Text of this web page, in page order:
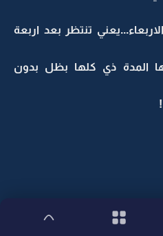
تنتظر بعد اربعة
المدة ذي كلها بظل بدون
العمل واول ماركب سيارته